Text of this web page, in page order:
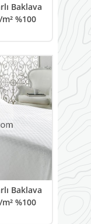
Baklava
%100
Baklava
%100